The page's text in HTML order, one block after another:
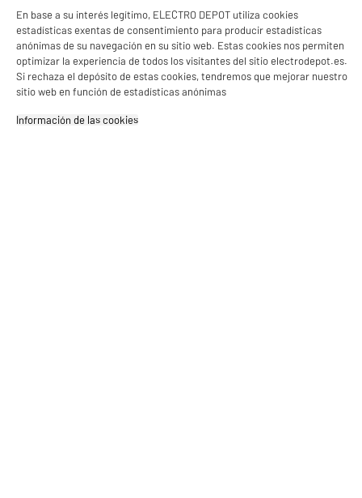
★★★★★
★★★★★
4.7/5( 3)
compare_product
5€
En base a su interés legítimo, ELECTRO DEPOT utiliza cookies
estadísticas exentas de consentimiento para producir estadísticas
anónimas de su navegación en su sitio web. Estas cookies nos permiten
optimizar la experiencia de todos los visitantes del sitio electrodepot.es.
Si rechaza el depósito de estas cookies, tendremos que mejorar nuestro
sitio web en función de estadísticas anónimas
Información de las cookies‎